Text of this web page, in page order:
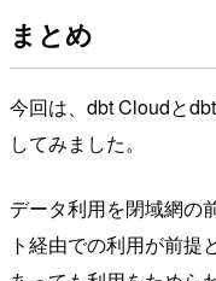
まとめ
今回は、dbt Cloudと
してみました。
データ利用を閉域網の
ト経由での利用が前提